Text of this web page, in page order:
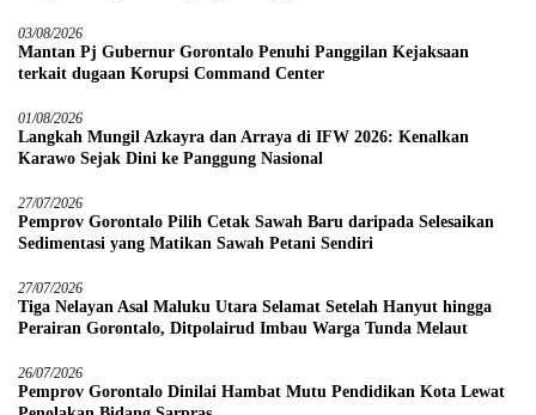
03/08/2026
Mantan Pj Gubernur Gorontalo Penuhi Panggilan Kejaksaan
terkait dugaan Korupsi Command Center
01/08/2026
Langkah Mungil Azkayra dan Arraya di IFW 2026: Kenalkan
Karawo Sejak Dini ke Panggung Nasional
27/07/2026
Pemprov Gorontalo Pilih Cetak Sawah Baru daripada Selesaikan
Sedimentasi yang Matikan Sawah Petani Sendiri
27/07/2026
Tiga Nelayan Asal Maluku Utara Selamat Setelah Hanyut hingga
Perairan Gorontalo, Ditpolairud Imbau Warga Tunda Melaut
26/07/2026
Pemprov Gorontalo Dinilai Hambat Mutu Pendidikan Kota Lewat